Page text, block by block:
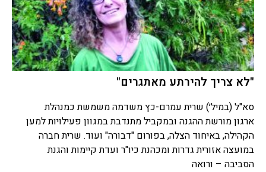
"לא צריך להירתע מאתגרים"
סא"ל (במיל׳) שרית עמרם-כץ משדמה משמשת כמנהלת
ארגון מורשת ההגנה ובמקביל מתנדבת במגוון פעילויות למען
הקהילה, באיחוד הצלה, בפורום "דבורה" ועוד. שרית חברה
במועצה אזורית גדרות ומכהנת כיו"ר ועדת קיימות והגנת
הסביבה – ורואה